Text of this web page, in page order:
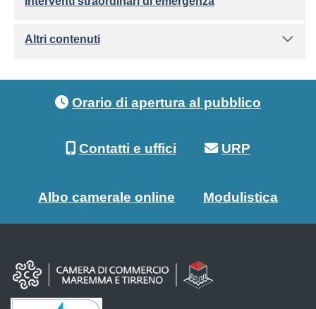
Altri contenuti
Orario di apertura al pubblico
Contatti e uffici URP
Albo camerale online Modulistica